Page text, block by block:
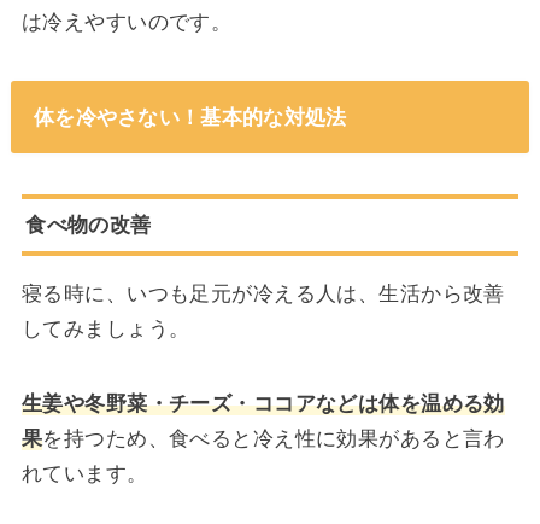
は冷えやすいのです。
体を冷やさない！基本的な対処法
食べ物の改善
寝る時に、いつも足元が冷える人は、生活から改善
してみましょう。
生姜や冬野菜・チーズ・ココアなどは体を温める効
果を持つため、食べると冷え性に効果があると言わ
れています。